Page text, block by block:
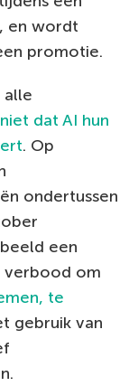
en wordt
promotie.
alle
niet dat AI hun
. Op
ondertussen
een
om
te
gebruik van